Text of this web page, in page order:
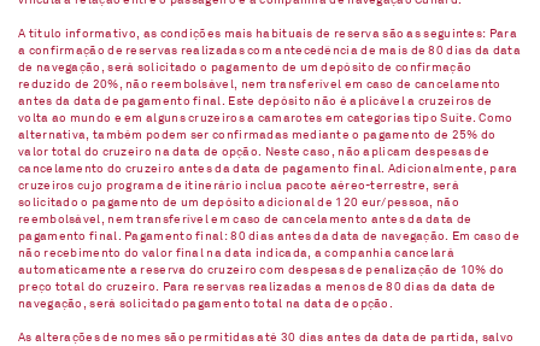
A título informativo, as condições mais habituais de reserva são as seguintes: Para
a confirmação de reservas realizadas com antecedência de mais de 80 dias da data
de navegação, será solicitado o pagamento de um depósito de confirmação
reduzido de 20%, não reembolsável, nem transferível em caso de cancelamento
antes da data de pagamento final. Este depósito não é aplicável a cruzeiros de
volta ao mundo e em alguns cruzeiros a camarotes em categorias tipo Suíte. Como
alternativa, também podem ser confirmadas mediante o pagamento de 25% do
valor total do cruzeiro na data de opção. Neste caso, não aplicam despesas de
cancelamento do cruzeiro antes da data de pagamento final. Adicionalmente, para
cruzeiros cujo programa de itinerário inclua pacote aéreo-terrestre, será
solicitado o pagamento de um depósito adicional de 120 eur/pessoa, não
reembolsável, nem transferível em caso de cancelamento antes da data de
pagamento final. Pagamento final: 80 dias antes da data de navegação. Em caso de
não recebimento do valor final na data indicada, a companhia cancelará
automaticamente a reserva do cruzeiro com despesas de penalização de 10% do
preço total do cruzeiro. Para reservas realizadas a menos de 80 dias da data de
navegação, será solicitado pagamento total na data de opção.
As alterações de nomes são permitidas até 30 dias antes da data de partida, salvo